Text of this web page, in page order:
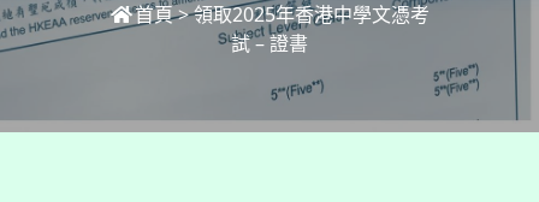
首頁>領取2025年香港中學文憑考
試 – 證書